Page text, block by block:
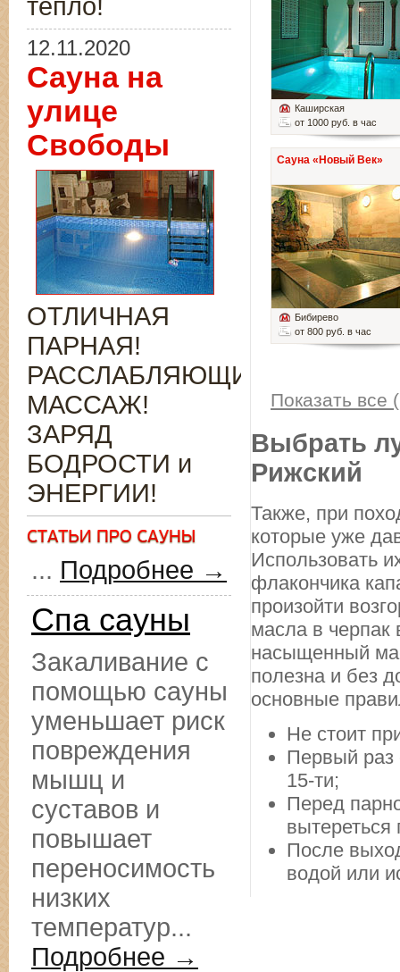
Каширская
от 1000 руб. в час
Сауна «Новый Век»
Бибирево
от 800 руб. в час
Показать все
Выбрать
Рижский
Также, при
которые уже
Использовать
флакончика
произойти
масла в черпак
насыщенный
полезна и без
основные
Не стоит
Первый раз
15-ти;
Перед
После
водой или
тепло!
12.11.2020
Сауна на
улице
Свободы
ОТЛИЧНАЯ
ПАРНАЯ!
РАССЛАБЛЯЮЩИЙ
МАССАЖ!
ЗАРЯД
БОДРОСТИ и
ЭНЕРГИИ!
... Подробнее →
Спа сауны
Закаливание с
помощью сауны
уменьшает риск
повреждения
мышц и
суставов и
повышает
переносимость
низких
температур...
Подробнее →